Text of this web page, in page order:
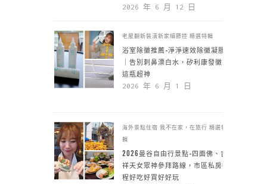
2026 年 6 月 12 日
老屋翻新裝潢新家細節控 精選特輯
浴室除黴推薦-淨淨速效除黴凝膠
｜告別刺鼻漂白水，矽利康發黴靠
這瓶超神
2026 年 6 月 1 日
海外景點住宿 我不在家，在旅行 精選特
輯
2026曼谷自由行景點-四面佛、吉
祥天女眾神參拜路線，市區私房行
程好吃好買好好玩